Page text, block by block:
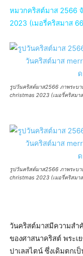
หมวกคริสต์มาส 2566
2023 (เมอรี่คริสมาส
รูปวันคริสต์มาส2566 ภาพระบ
christmas 2023 (เมอรี่คริสม
รูปวันคริสต์มาส2566 ภาพระบ
christmas 2023 (เมอรี่คริสม
วันคริสต์มาสมีความสำ
ของศาสนาคริสต์ พระเ
ปาเลสไตน์ ซึ่งเดิมตกเ